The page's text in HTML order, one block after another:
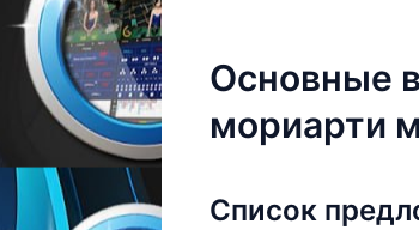
Основные
мориарти
Список